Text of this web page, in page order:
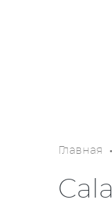
Главная
Cala